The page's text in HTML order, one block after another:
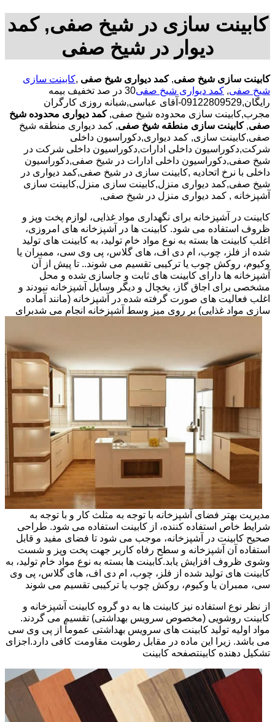
کابینت سازی در شیخ صفی, کمد
دیوار در شیخ صفی
کابینت سازی شیخ صفی,کمد دیواری شیخ صفی ,کابینت سازی
شیخ صفی, کمد دیواری شیخ صفی
30 در صد تخفیف بیمه
رایگان,09122809529-آقای عباسی,شبانه روزی کارگران
مجرب,کابینت سازی محدوده شیخ صفی,کمد دیواری محدوده شیخ
صفی, کابینت سازی منطقه شیخ صفی, کمد دیواری منطقه شیخ
صفی,کابینت سازی, کمد دیواری,دکوراسیون داخلی
شرکت,دکوراسیون داخلی ادارات,دکوراسیون داخلی شرکت در
شیخ صفی,دکوراسیون داخلی ادارات در شیخ صفی,دکوراسیون
داخلی با نرخ اتحادیه ,کابینت سازی در شیخ صفی,کمد دیواری در
شیخ صفی,کمد دیواری منزل,کابینت سازی منزل,کابینت سازی
آشپزخانه , کمد دیواری منزل در شیخ صفی,
کابینت در آشپزخانه برای نگهداری مواد غذایی، لوازم پخت وپز و
ظروف استفاده می شود. کابینت ها در آشپزخانه های امروزی،
اغلب کابینت ها بسته به نوع مواد خام تولید، به کابینت های تولید
شده از فلز، چوب، ام دی اف، های گلاس، پی وی سی، ممبران یا
وکیوم، روکش چوب یا ترکیبی تقسیم می شوند.. تا پیش از آن
آشپزخانه ها دارای کابینت های ثابت و جاسازی شده و محل
مشخصی برای اجاق گاز، یخچال و دیگر وسایل آشپزخانه نبودند و
اغلب فعالیت های صورت گرفته شده در آشپزخانه (مانند آماده
سازی مواد غذایی) بر روی میز وسط آشپزخانه انجام می شدبرای
مدیریت بهتر فضای آشپزخانه با توجه به مثلث کار و با توجه به
شرایط خاص استفاده کننده، از کابینت استفاده می شود. طراحی
صحیح کابینت در آشپزخانه، موجب می شود تا فضای مفید و قابل
استفاده آن آشپزخانه و سطح رفاه کاربر جهت پخت وپز و شست
وشوی ظروف افزایش یابد.کابینت ها بسته به نوع مواد خام تولید، به
کابینت های تولید شده از فلز، چوب، ام دی اف، های گلاس، پی وی
سی، ممبران یا وکیوم، روکش چوب یا ترکیبی تقسیم می شوند
از نظر نوع استفاده نیز کابینت ها به دو گروه کابینت آشپزخانه و
کابینت روشویی (مخصوص سرویس بهداشتی) تقسیم می گردند.
مواد اولیه تولید کابینت های سرویس بهداشتی عموماً از پی وی سی
می باشد. زیرا این ماده در مقابل رطوبت مقاومت کافی دارد.اجزای
تشکیل دهنده کابینتصفحه کابینت